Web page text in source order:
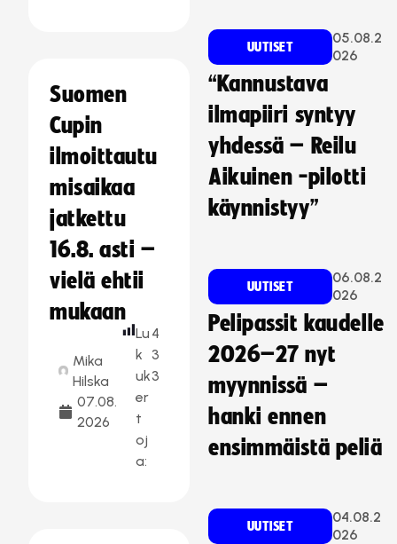
Suomen
Cupin
ilmoittautu
misaikaa
jatkettu
16.8. asti –
vielä ehtii
mukaan
Mika
Hilska
07.08.
2026
Lu
k
uk
er
t
oj
a:
4
3
3
UUTISET
05.08.2
026
“Kannustava
ilmapiiri syntyy
yhdessä – Reilu
Aikuinen -pilotti
käynnistyy”
UUTISET
06.08.2
026
Pelipassit kaudelle
2026–27 nyt
myynnissä –
hanki ennen
ensimmäistä peliä
UUTISET
04.08.2
026